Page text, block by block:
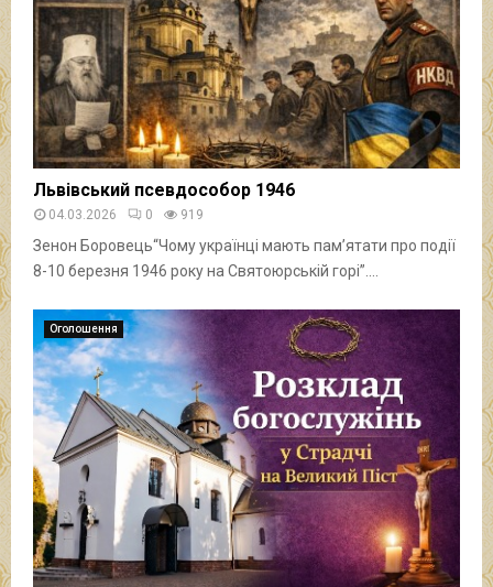
Львівський псевдособор 1946
04.03.2026 0 919
Зенон Боровець“Чому українці мають памʼятати про події
8-10 березня 1946 року на Святоюрській горі”....
Оголошення